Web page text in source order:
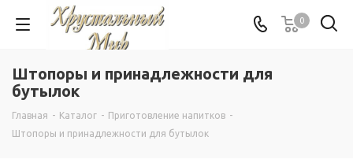
0
Штопоры и принадлежности для
бутылок
Главная - Каталог - Приготовление напитков -
Штопоры и принадлежности для бутылок